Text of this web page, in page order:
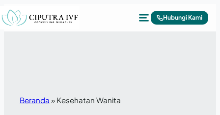
Lewati ke konten
Hubungi Kami
Beranda » Kesehatan Wanita